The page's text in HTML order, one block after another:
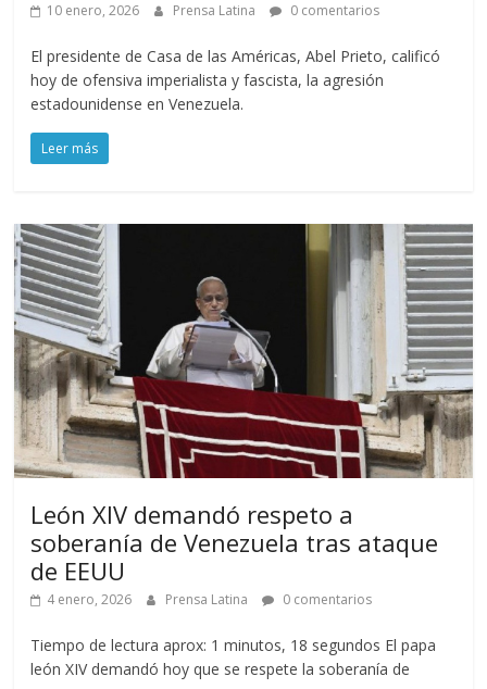
10 enero, 2026 Prensa Latina 0 comentarios
El presidente de Casa de las Américas, Abel Prieto, calificó
hoy de ofensiva imperialista y fascista, la agresión
estadounidense en Venezuela.
Leer más
León XIV demandó respeto a
soberanía de Venezuela tras ataque
de EEUU
4 enero, 2026 Prensa Latina 0 comentarios
Tiempo de lectura aprox: 1 minutos, 18 segundos El papa
león XIV demandó hoy que se respete la soberanía de